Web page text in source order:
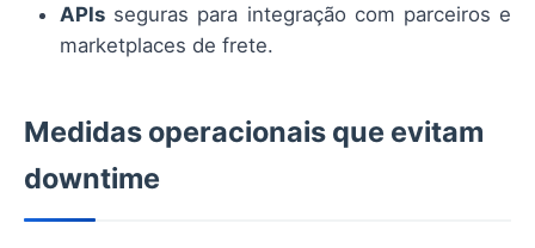
APIs seguras para integração com parceiros e
marketplaces de frete.
Medidas operacionais que evitam
downtime